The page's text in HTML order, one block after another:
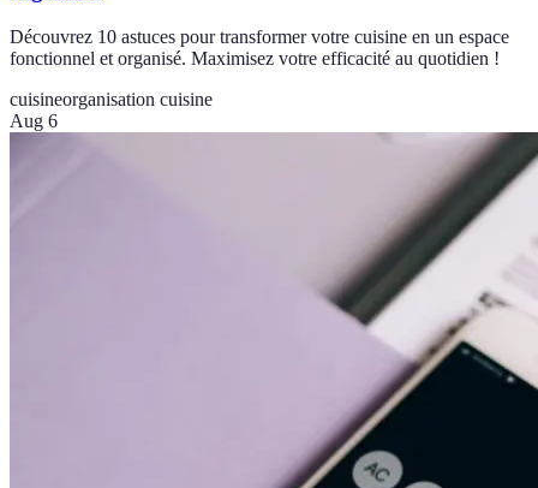
Découvrez 10 astuces pour transformer votre cuisine en un espace
fonctionnel et organisé. Maximisez votre efficacité au quotidien !
cuisineorganisation cuisine
Aug 6